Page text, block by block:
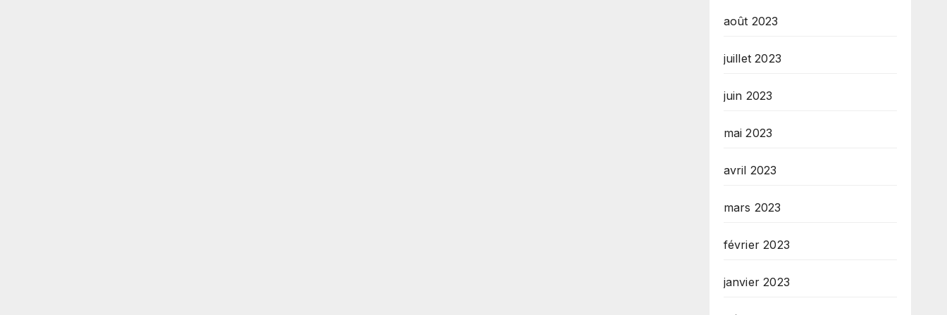
août 2023
juillet 2023
juin 2023
mai 2023
avril 2023
mars 2023
février 2023
janvier 2023